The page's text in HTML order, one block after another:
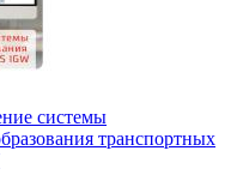
системы
транспортных